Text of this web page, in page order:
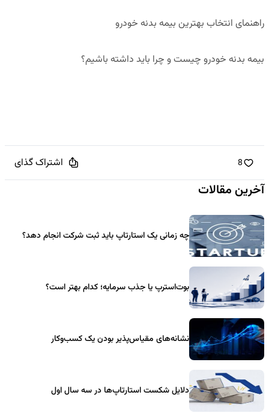
راهنمای انتخاب بهترین بیمه بدنه خودرو
بیمه بدنه خودرو چیست و چرا باید داشته باشیم؟
8 اشتراک گذای
آخرین مقالات
چه زمانی یک استارتاپ باید ثبت شرکت انجام دهد؟
بوت‌استرپ یا جذب سرمایه؛ کدام بهتر است؟
نشانه‌های مقیاس‌پذیر بودن یک کسب‌وکار
دلایل شکست استارتاپ‌ها در سه سال اول